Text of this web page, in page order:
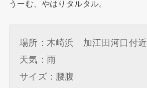
うーむ、やはりタルタル。
場所：木崎浜 加江田河口付近
天気：雨
サイズ：腰腹